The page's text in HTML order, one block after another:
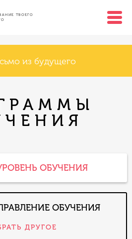
ТВОЕГО
из будущего
ОБУЧЕНИЯ
ОБУЧЕНИЯ
ДРУГОЕ